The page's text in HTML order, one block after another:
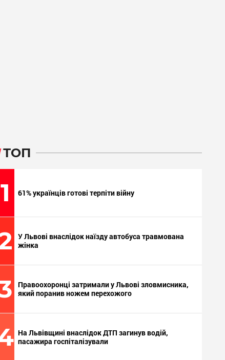
ТОП
1 61% українців готові терпіти війну
У Львові внаслідок наїзду автобуса травмована
жінка
Правоохоронці затримали у Львові зловмисника,
який поранив ножем перехожого
На Львівщині внаслідок ДТП загинув водій,
пасажира госпіталізували